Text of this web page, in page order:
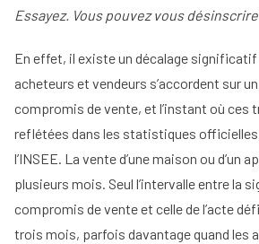
Essayez. Vous pouvez vous
En effet, il existe un décalage
acheteurs et vendeurs s’accordent sur
compromis de vente, et l’instant où ces
reflétées dans les statistiques
l’INSEE. La vente d’une maison ou d’un
plusieurs mois. Seul l’intervalle entre la
compromis de vente et celle de l’acte
trois mois, parfois davantage quand les